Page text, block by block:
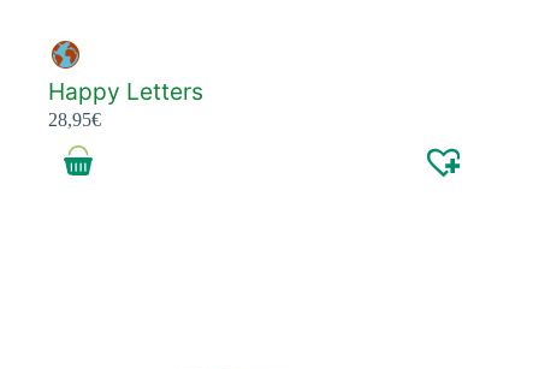
Happy Letters
28,95€